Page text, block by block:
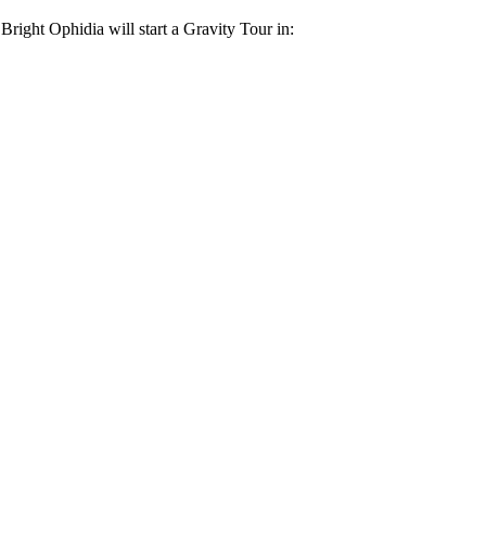
Ophidia will start a Gravity Tour in: